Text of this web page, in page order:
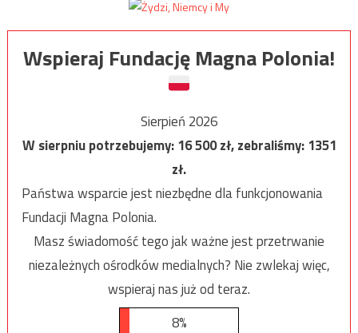
Wspieraj Fundację Magna Polonia!
Sierpień 2026
W sierpniu potrzebujemy:16 500zł, zebraliśmy:1351
zł.
Państwa wsparcie jest niezbędne dla funkcjonowania
Fundacji Magna Polonia.
Masz świadomość tego jak ważne jest przetrwanie
niezależnych ośrodków medialnych? Nie zwlekaj więc,
wspieraj nas już od teraz.
8%